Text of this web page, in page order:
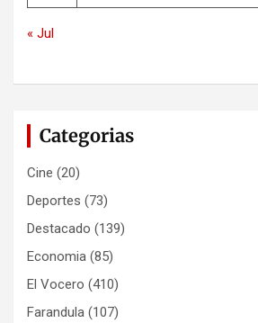
« Jul
Categorias
Cine (20)
Deportes (73)
Destacado (139)
Economia (85)
El Vocero (410)
Farandula (107)